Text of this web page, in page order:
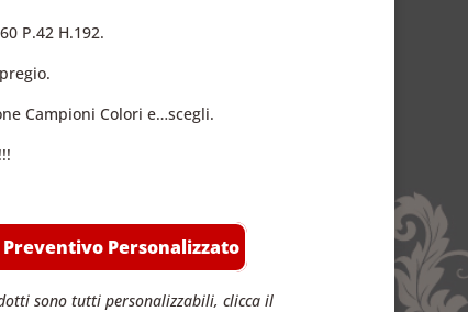
P.42 H.192.
Campioni Colori e…scegli.
Personalizzato
sono tutti personalizzabili, clicca il